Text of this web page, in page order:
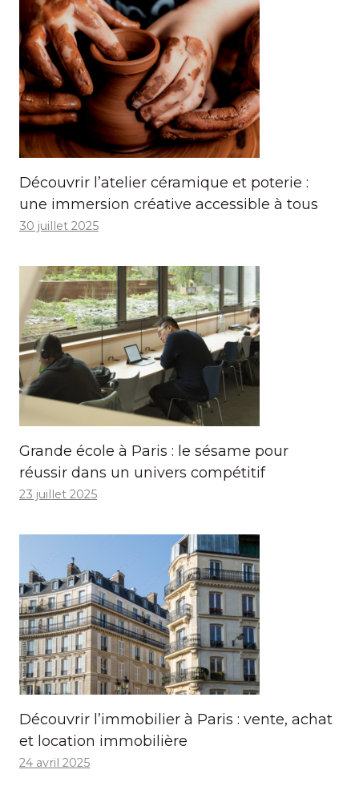
Découvrir l’atelier céramique et poterie :
une immersion créative accessible à tous
30 juillet 2025
Grande école à Paris : le sésame pour
réussir dans un univers compétitif
23 juillet 2025
Découvrir l’immobilier à Paris : vente, achat
et location immobilière
24 avril 2025